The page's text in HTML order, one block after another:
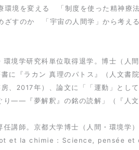
境を変える 「制度を使った精神療
ざすのか 「宇宙の人間学」から考え
境学研究科単位取得退学。博士（人
に『ラカン 真理のパトス』（人文書
、2017年）、論文に「「運動」とし
り——『夢解釈』の銘の読解」（『人
講師。京都大学博士（人間・環境学
et la chimie : Science, pensée